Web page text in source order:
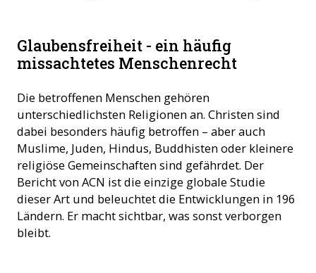
Glaubensfreiheit - ein häufig
missachtetes Menschenrecht
Die betroffenen Menschen gehören
unterschiedlichsten Religionen an. Christen sind
dabei besonders häufig betroffen – aber auch
Muslime, Juden, Hindus, Buddhisten oder kleinere
religiöse Gemeinschaften sind gefährdet. Der
Bericht von ACN ist die einzige globale Studie
dieser Art und beleuchtet die Entwicklungen in 196
Ländern. Er macht sichtbar, was sonst verborgen
bleibt.